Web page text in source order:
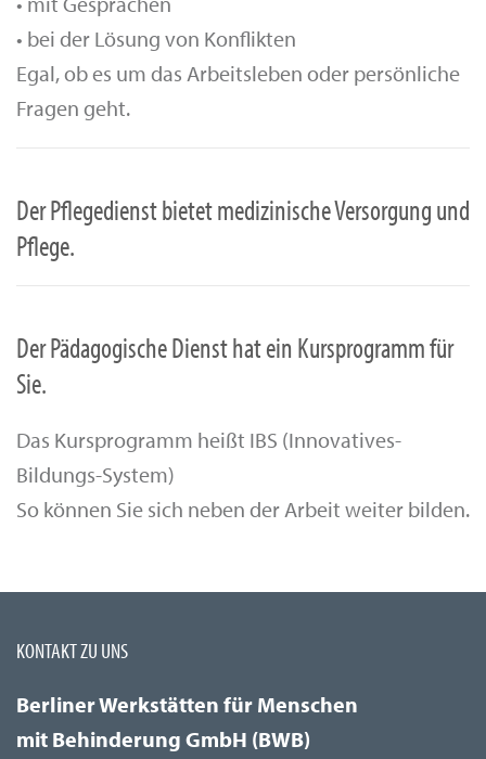
• bei der Lösung von Konflikten
Egal, ob es um das Arbeitsleben oder persönliche
Fragen geht.
Der Pflegedienst bietet medizinische Versorgung und
Pflege.
Der Pädagogische Dienst hat ein Kursprogramm für
Sie.
Das Kursprogramm heißt IBS (Innovatives-
Bildungs-System)
So können Sie sich neben der Arbeit weiter bilden.
KONTAKT ZU UNS
Berliner Werkstätten für Menschen
mit Behinderung GmbH (BWB)